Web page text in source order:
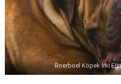
Boerboel Köpek Irkı